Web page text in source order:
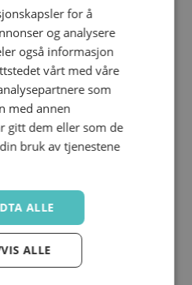
for å
og analysere
også informasjon
vårt med våre
som
med annen
gitt dem eller som de
bruk av tjenestene
ALLE
ALLE